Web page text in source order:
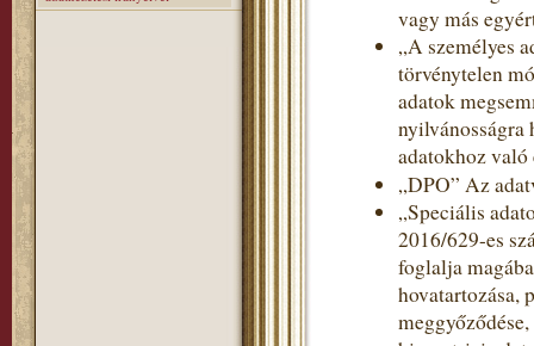
vagy más
„A személyes
törvénytelen
adatok
nyilvánosságra
adatokhoz
„DPO” Az
„Speciális
2016/629-es
foglalja
hovatartozása,